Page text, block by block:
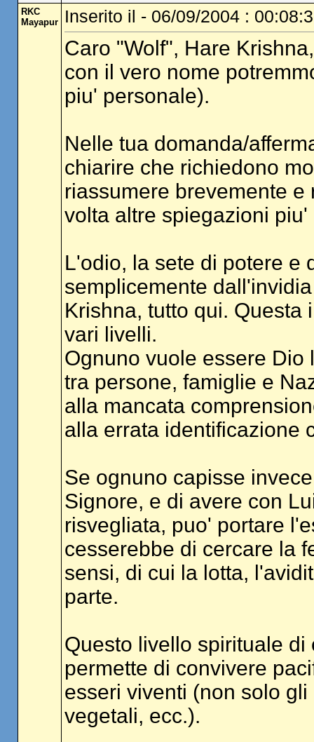
RKC
Mayapur
Inserito il - 06/09/2004 :
Caro "Wolf", Hare
con il vero nome
piu' personale).
Nelle tua domanda/
chiarire che richiedono
riassumere brevemente
volta altre spiegazioni piu'
L'odio, la sete di potere e
semplicemente
Krishna, tutto qui. Questa
vari livelli.
Ognuno vuole essere Dio
tra persone, famiglie e
alla mancata
alla errata identificazione
Se ognuno capisse
Signore, e di avere con
risvegliata, puo' portare
cesserebbe di cercare la
sensi, di cui la lotta,
parte.
Questo livello spirituale
permette di convivere
esseri viventi (non solo
vegetali, ecc.).